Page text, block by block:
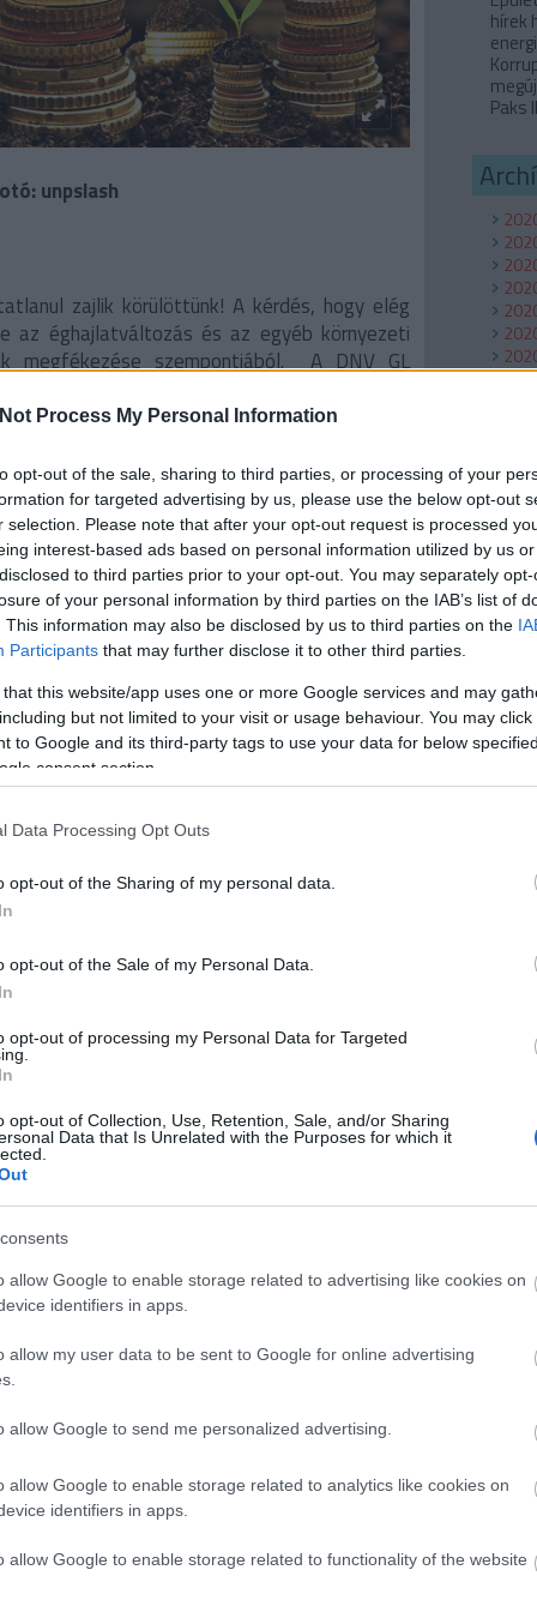
Process My Personal Information
opt-out of the sale, sharing to third parties, or processing of your
for targeted advertising by us, please use the below opt-out
selection. Please note that after your opt-out request is processed
interest-based ads based on personal information utilized by us
to third parties prior to your opt-out. You may separately
of your personal information by third parties on the IAB’s list of
This information may also be disclosed by us to third parties on the
Participants that may further disclose it to other third parties.
that this website/app uses one or more Google services and may
but not limited to your visit or usage behaviour. You may
to Google and its third-party tags to use your data for below
consent section.
Data Processing Opt Outs
opt-out of the Sharing of my personal data.
opt-out of the Sale of my Personal Data.
opt-out of processing my Personal Data for Targeted
opt-out of Collection, Use, Retention, Sale, and/or Sharing
Data that Is Unrelated with the Purposes for which it
allow Google to enable storage related to advertising like cookies on
identifiers in apps.
allow my user data to be sent to Google for online advertising
allow Google to send me personalized advertising.
allow Google to enable storage related to analytics like cookies on
identifiers in apps.
allow Google to enable storage related to functionality of the website
unpslash
zajlik körülöttünk! A kérdés, hogy elég
az éghajlatváltozás és az egyéb környezeti
megfékezése szempontjából. A DNV GL
a nap és a szélenergia 2050-re 73%-os
majd a villamosenergia-termelésben. A
szerepe teljesen elhanyagolható, nem
will dominate by 2050>>
Egyesült Királyságban működő Sandbag
technológia drámai megroppanása
számára nyit utat. A nagy kérdés, hogy a
jutnak…
for solar and wind>>
egyszer használatos egészségügyi eszközök
ez nincs feltétlenül így, sőt a hatalmas
ugyanis az egészségügyi szektor felel
4,4 százalékáért. Más léptékbe átültetve
erőmű kibocsátásával egyezik meg,
felvéve a versenyt. Ez a szintű
nem szükségszerű, még az ellátás
Energiahatékonysági beruházásokkal és
változtatni.
problem?>>
boltok, vegán- és bioélelmiszerek az
Van-e bármi őszinteség abban, amit a
próbálnak eladni? Minél mélyebbre ásunk
működésével foglalkozó tanulmányokban,
A számok ugyanis azt mutatják, hogy az
rossz hatásfokkal működik, a szelektív
legtöbbször csak az, hogy éghetőség
elszállításra a szemét. Akkor mégis mit
hírek
Paks II
RSS
Atom